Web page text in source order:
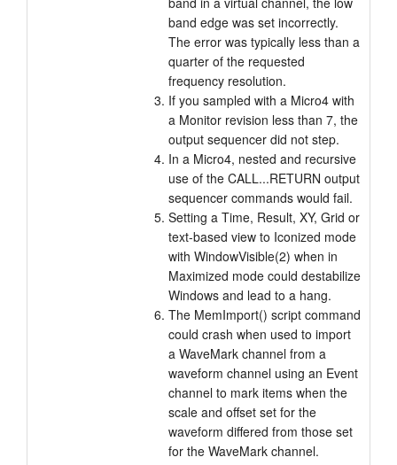
band edge was set incorrectly.
The error was typically less than a
quarter of the requested
frequency resolution.
If you sampled with a Micro4 with
a Monitor revision less than 7, the
output sequencer did not step.
In a Micro4, nested and recursive
use of the CALL...RETURN output
sequencer commands would fail.
Setting a Time, Result, XY, Grid or
text-based view to Iconized mode
with WindowVisible(2) when in
Maximized mode could destabilize
Windows and lead to a hang.
The MemImport() script command
could crash when used to import
a WaveMark channel from a
waveform channel using an Event
channel to mark items when the
scale and offset set for the
waveform differed from those set
for the WaveMark channel.